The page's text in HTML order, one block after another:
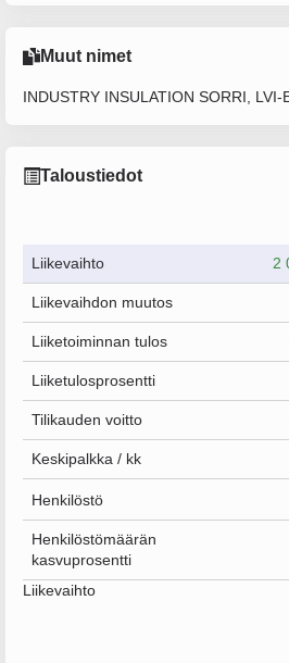
Muut nimet
INDUSTRY INSULATION SORRI, LVI-
Taloustiedot
Liikevaihto 2
Liikevaihdon muutos
Liiketoiminnan tulos
Liiketulosprosentti
Tilikauden voitto
Keskipalkka / kk
Henkilöstö
Henkilöstömäärän
kasvuprosentti
Liikevaihto